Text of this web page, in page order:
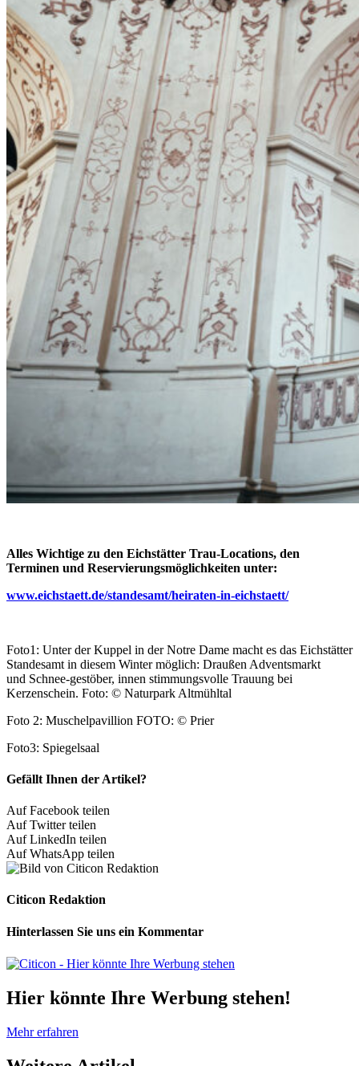
Alles Wichtige zu den Eichstätter Trau-Locations, den
Terminen und Reservierungsmöglichkeiten unter:
www.eichstaett.de/standesamt/heiraten-in-eichstaett/
Foto1: Unter der Kuppel in der Notre Dame macht es das Eichstätter
Standesamt in diesem Winter möglich: Draußen Adventsmarkt
und Schnee-gestöber, innen stimmungsvolle Trauung bei
Kerzenschein. Foto: © Naturpark Altmühltal
Foto 2: Muschelpavillion FOTO: © Prier
Foto3: Spiegelsaal
Gefällt Ihnen der Artikel?
Auf Facebook teilen
Auf Twitter teilen
Auf LinkedIn teilen
Auf WhatsApp teilen
Citicon Redaktion
Hinterlassen Sie uns ein Kommentar
Hier könnte Ihre Werbung stehen!
Mehr erfahren